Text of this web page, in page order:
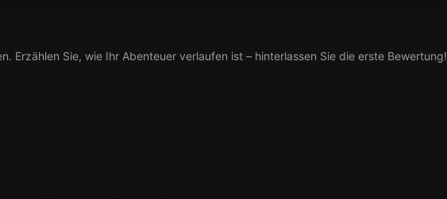
Erzählen Sie, wie Ihr Abenteuer verlaufen ist – hinterlassen Sie die erste Bewertung!